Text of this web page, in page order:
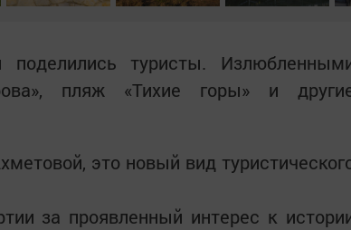
туристы.
пляж «Тихие горы» и
это новый вид
за проявленный интерес к